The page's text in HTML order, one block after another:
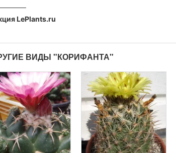
LePlants.ru
ВИДЫ "КОРИФАНТА"